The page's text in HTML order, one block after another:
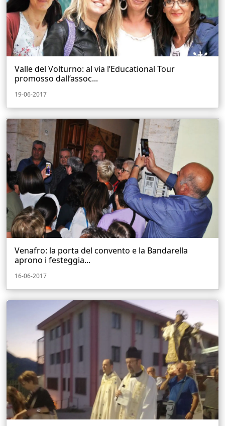
Valle del Volturno: al via l’Educational Tour
promosso dall’assoc...
19-06-2017
Venafro: la porta del convento e la Bandarella
aprono i festeggia...
16-06-2017